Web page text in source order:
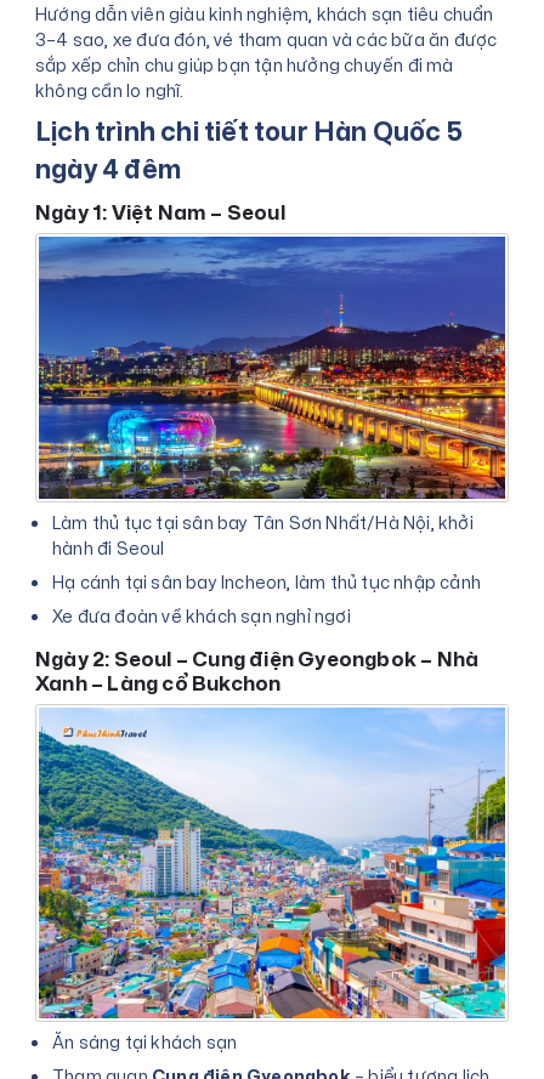
Hướng dẫn viên giàu kinh nghiệm, khách sạn tiêu chuẩn
3–4 sao, xe đưa đón, vé tham quan và các bữa ăn được
sắp xếp chỉn chu giúp bạn tận hưởng chuyến đi mà
không cần lo nghĩ.
Lịch trình chi tiết tour Hàn Quốc 5
ngày 4 đêm
Ngày 1: Việt Nam – Seoul
Làm thủ tục tại sân bay Tân Sơn Nhất/Hà Nội, khởi
hành đi Seoul
Hạ cánh tại sân bay Incheon, làm thủ tục nhập cảnh
Xe đưa đoàn về khách sạn nghỉ ngơi
Ngày 2: Seoul – Cung điện Gyeongbok – Nhà
Xanh – Làng cổ Bukchon
Ăn sáng tại khách sạn